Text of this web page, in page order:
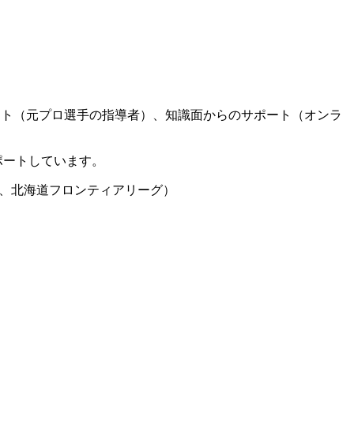
（元プロ選手の指導者）、知識面からのサポート（オンラ
トしています。
海道フロンティアリーグ）